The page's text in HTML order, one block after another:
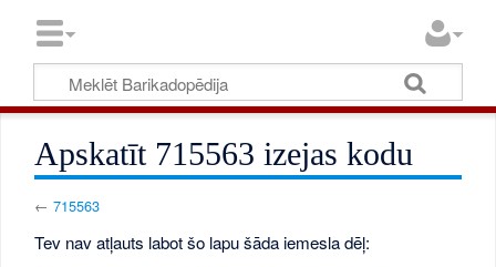
Apskatīt 715563 izejas kodu
←715563
Tev nav atļauts labot šo lapu šāda iemesla dēļ: